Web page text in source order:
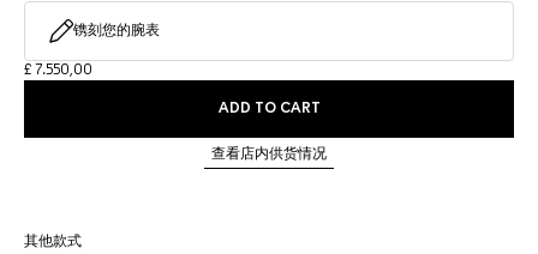
镌刻您的腕表
£ 7.550,00
ADD TO CART
查看店内供货情况
其他款式